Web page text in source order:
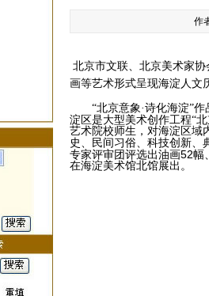
作
北京市文联、北京美术家协
画等艺术形式呈现海淀人文
“北京意象·诗化海淀”作
淀区是大型美术创作工程“
艺术院校师生，对海淀区域
史、民间习俗、科技创新、
专家评审团评选出油画52幅
在海淀美术馆北馆展出。